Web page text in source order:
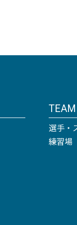
TEAM
選手・
練習場